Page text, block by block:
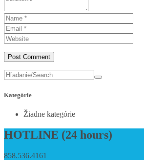
Kategórie
Žiadne kategórie
HOTLINE (24 hours)
858.536.4161